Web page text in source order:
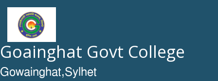
Goainghat Govt College
Gowainghat,Sylhet